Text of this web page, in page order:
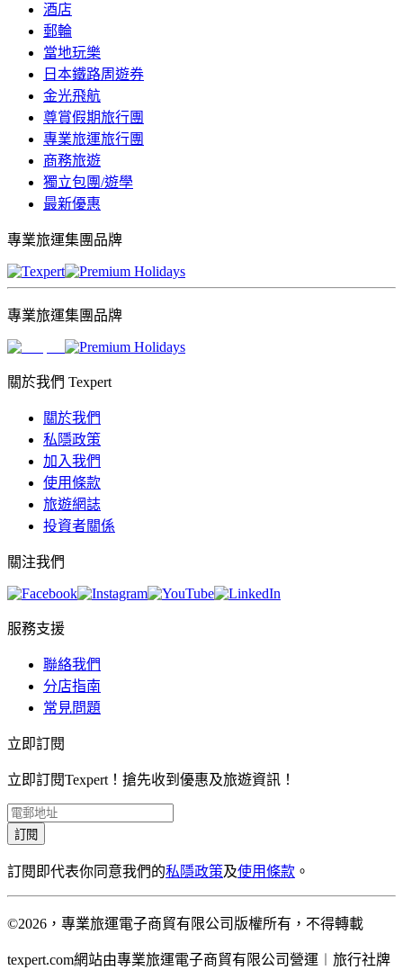
酒店
郵輪
當地玩樂
日本鐵路周遊券
金光飛航
尊賞假期旅行團
專業旅運旅行團
商務旅遊
獨立包團/遊學
最新優惠
專業旅運集團品牌
專業旅運集團品牌
關於我們 Texpert
關於我們
私隱政策
加入我們
使用條款
旅遊網誌
投資者關係
關注我們
服務支援
聯絡我們
分店指南
常見問題
立即訂閱
立即訂閱Texpert！搶先收到優惠及旅遊資訊！
訂閱
訂閱即代表你同意我們的私隱政策及使用條款 。
©2026，專業旅運電子商貿有限公司版權所有，不得轉載
texpert.com網站由專業旅運電子商貿有限公司營運︱旅行社牌